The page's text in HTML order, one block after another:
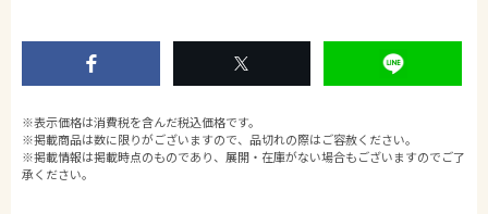
※表示価格は消費税を含んだ税込価格です。
※掲載商品は数に限りがございますので、品切れの際はご容赦ください。
※掲載情報は掲載時点のものであり、展開・在庫がない場合もございますのでご了
承ください。